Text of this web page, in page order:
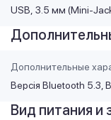
USB 3.5 мм (Mini-
Дополнительные
Версія Bluetooth 5.3,
Вид питания и